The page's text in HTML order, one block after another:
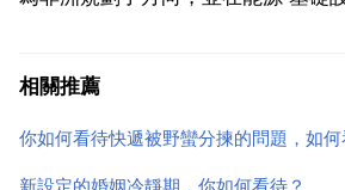
利亞 衣索比亞，都是受益於中國的
相關推薦
你如何看待快遞被野蠻分揀的問題，如
新設定的婚姻冷靜期，你如何看待？